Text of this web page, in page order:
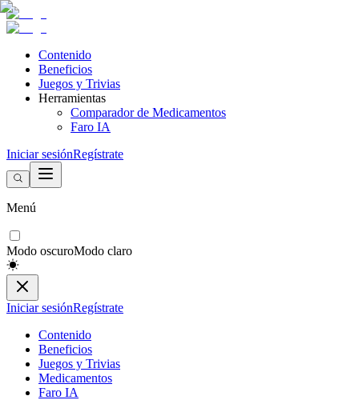
Contenido
Beneficios
Juegos y Trivias
Herramientas
Comparador de Medicamentos
Faro IA
Iniciar sesiónRegístrate
Menú
Modo oscuroModo claro
Iniciar sesiónRegístrate
Contenido
Beneficios
Juegos y Trivias
Medicamentos
Faro IA